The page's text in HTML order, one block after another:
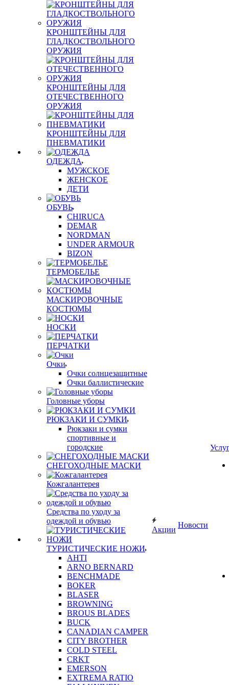
КРОНШТЕЙНЫ ДЛЯ
ГЛАДКОСТВОЛЬНОГО
ОРУЖИЯ
КРОНШТЕЙНЫ ДЛЯ
ОТЕЧЕСТВЕННОГО
ОРУЖИЯ
КРОНШТЕЙНЫ ДЛЯ
ПНЕВМАТИКИ
ОДЕЖДА
МУЖСКОЕ
ЖЕНСКОЕ
ДЕТИ
ОБУВЬ
CHIRUCA
DEMAR
NORDMAN
UNDER ARMOUR
BIZON
ТЕРМОБЕЛЬЕ
МАСКИРОВОЧНЫЕ
КОСТЮМЫ
НОСКИ
ПЕРЧАТКИ
Очки
Очки солнцезащитные
Очки баллистические
Головные уборы
РЮКЗАКИ И СУМКИ
Рюкзаки и сумки
спортивные и
городские
СНЕГОХОДНЫЕ МАСКИ
Кожгалантерея
Средства по уходу за
одеждой и обувью
ТУРИСТИЧЕСКИЕ НОЖИ
AHTI
ARNO BERNARD
BENCHMADE
BOKER
BLASER
BROWNING
BROUS BLADES
BUCK
CANADIAN CAMPER
CITY BROTHER
COLD STEEL
CRKT
EMERSON
EXTREMA RATIO
Акции
Новости